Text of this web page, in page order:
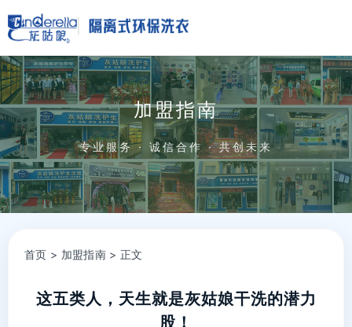
加盟指南
专业服务 · 诚信合作 · 共创未来
首页 > 加盟指南> 正文
这五类人，天生就是灰姑娘干洗的潜力
股！